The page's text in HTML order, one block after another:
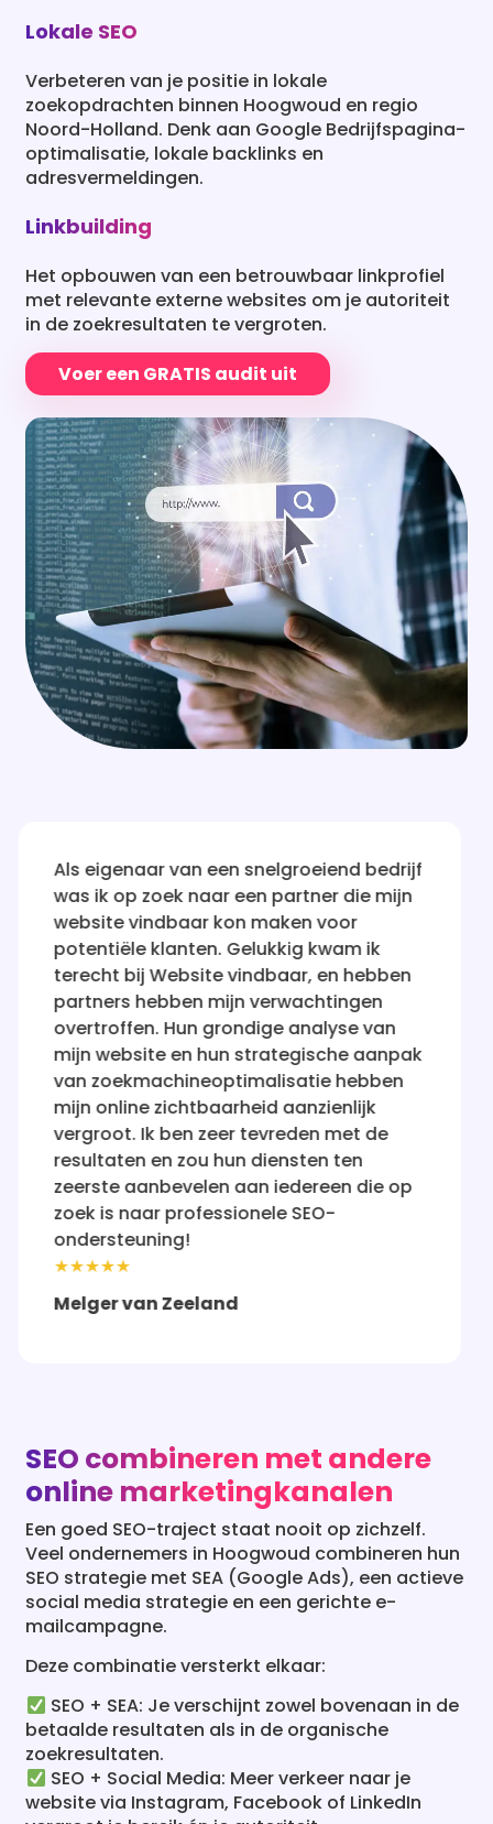
Lokale SEO
Verbeteren van je positie in lokale
zoekopdrachten binnen Hoogwoud en regio
Noord-Holland. Denk aan Google Bedrijfspagina-
optimalisatie, lokale backlinks en
adresvermeldingen.
Linkbuilding
Het opbouwen van een betrouwbaar linkprofiel
met relevante externe websites om je autoriteit
in de zoekresultaten te vergroten.
Voer een GRATIS audit uit
bedrijf
die mijn
ik
en hebben
van
aanpak
hebben
met de
ten
die op
Na talloze teleurstellingen met
bedrijven die beweerden mijn
vindbaar te maken, was ik
sceptisch. Maar Website
mijn vertrouwen hersteld! Hun
holistisch en resultaatgericht.
staat nu waar ik altijd wilde
zijn - voor de ogen van
klanten. Ik ben erg onder de
hun service aan iedereen
serieus is over online succes.
★★★★★
Rebecca
Veel ondernemers in Hoogwoud combineren hun
SEO strategie met SEA (Google Ads), een actieve
social media strategie en een gerichte e-
mailcampagne.
Deze combinatie versterkt elkaar:
SEO + SEA: Je verschijnt zowel bovenaan in de
betaalde resultaten als in de organische
zoekresultaten.
SEO + Social Media: Meer verkeer naar je
website via Instagram, Facebook of LinkedIn
vergroot je bereik én je autoriteit.
SEO + E-mailmarketing: Bezoekers
converteren makkelijker naar klanten als je ze via
e-mail waardevolle content blijft bieden.